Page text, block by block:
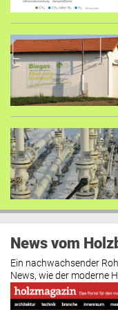
News vom
Ein nachwachsender
News, wie der moderne